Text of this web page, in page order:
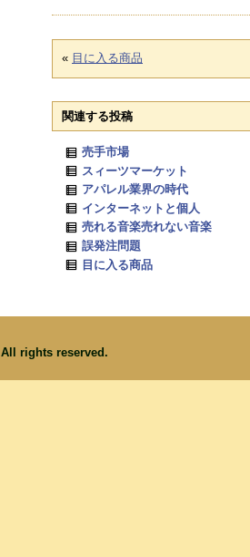
« 目に入る商品
関連する投稿
売手市場
スィーツマーケット
アパレル業界の時代
インターネットと個人
売れる音楽売れない音楽
誤発注問題
目に入る商品
All rights reserved.